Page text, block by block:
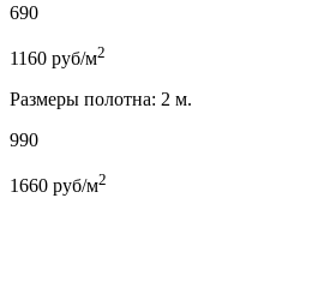
690
1160 руб/м2
Размеры полотна: 2 м.
990
1660 руб/м2